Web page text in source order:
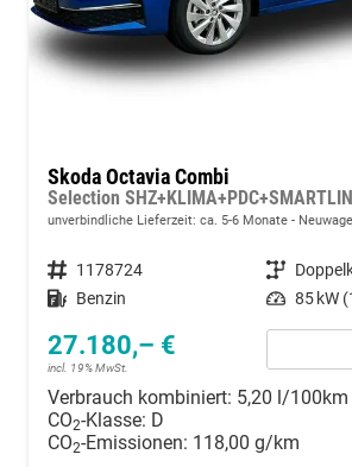
Skoda Octavia Combi
Selection
unverbindliche Lieferzeit: ca. 5-6 Monate
Fahrzeugnummer 1178724 Getriebe
Kraftstoff Benzin Leistung 85 kW
27.180,– €
incl. 19% MwSt.
Verbrauch kombiniert: 5,20 l/100km
CO2-Klasse: D
CO2-Emissionen: 118,00 g/km